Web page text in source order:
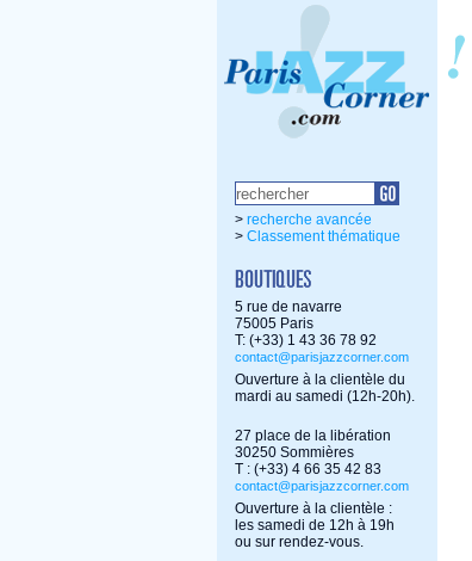
> recherche avancée
> Classement thématique
5 rue de navarre
75005 Paris
T: (+33) 1 43 36 78 92
contact@parisjazzcorner.com
Ouverture à la clientèle du
mardi au samedi (12h-20h).
27 place de la libération
30250 Sommières
T : (+33) 4 66 35 42 83
contact@parisjazzcorner.com
Ouverture à la clientèle :
les samedi de 12h à 19h
ou sur rendez-vous.